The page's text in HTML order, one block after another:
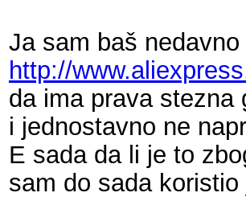
Ja sam baš
http://
da ima prava stezna
i jednostavno ne
E sada da li je to
sam do sada